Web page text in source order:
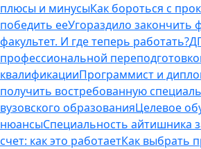
плюсы и минусыКак бороться с
победить ееУгораздило закончить
факультет. И где теперь работать?
профессиональной
квалификацииПрограммист и
получить востребованную
вузовского образованияЦелевое
нюансыСпециальность айтишника
счет: как это работаетКак выбрать